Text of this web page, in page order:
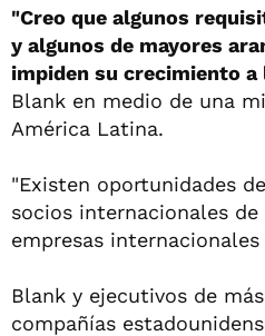
"Creo que algunos
y algunos de mayores
impiden su crecimiento a
Blank en medio de una
América Latina.
"Existen oportunidades
socios internacionales de
empresas internacionales
Blank y ejecutivos de
compañías